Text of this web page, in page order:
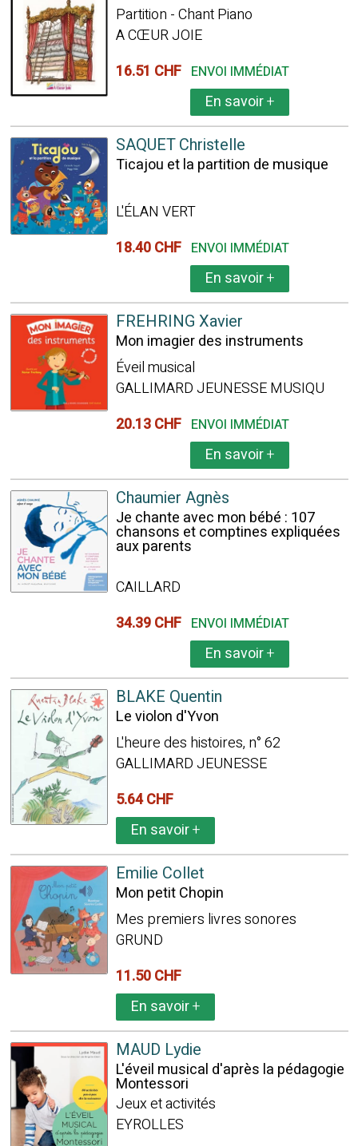
Partition - Chant Piano
A CŒUR JOIE
16.51 CHF ENVOI IMMÉDIAT
En savoir+
SAQUET Christelle
Ticajou et la partition de musique
L'ÉLAN VERT
18.40 CHF ENVOI IMMÉDIAT
En savoir+
FREHRING Xavier
Mon imagier des instruments
Éveil musical
GALLIMARD JEUNESSE MUSIQU
20.13 CHF ENVOI IMMÉDIAT
En savoir+
Chaumier Agnès
Je chante avec mon bébé : 107
chansons et comptines expliquées
aux parents
CAILLARD
34.39 CHF ENVOI IMMÉDIAT
En savoir+
BLAKE Quentin
Le violon d'Yvon
L'heure des histoires, n° 62
GALLIMARD JEUNESSE
5.64 CHF
En savoir+
Emilie Collet
Mon petit Chopin
Mes premiers livres sonores
GRUND
11.50 CHF
En savoir+
MAUD Lydie
L'éveil musical d'après la pédagogie
Montessori
Jeux et activités
EYROLLES